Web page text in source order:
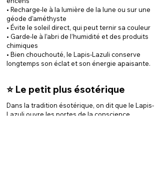
• Recharge-le à la lumière de la lune ou sur une
géode d’améthyste
• Évite le soleil direct, qui peut ternir sa couleur
• Garde-le à l’abri de l’humidité et des produits
chimiques
• Bien chouchouté, le Lapis-Lazuli conserve
longtemps son éclat et son énergie apaisante.
⭐️ Le petit plus ésotérique
Dans la tradition ésotérique, on dit que le Lapis-
Lazuli ouvre les portes de la conscience